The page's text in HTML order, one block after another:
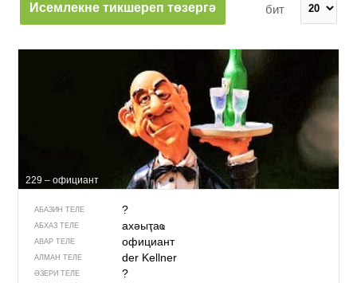
Исемлекне тикшереп төзергә бит
229 – официант
АБАЗИН ТЕЛЕ ?
АБХАЗ ТЕЛЕ ахәыҭаҩ
АВАР ТЕЛЕ официант
АЛМАН ТЕЛЕ der Kellner
ӘЗЕРИ ТЕЛЕ ?